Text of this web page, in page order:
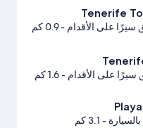
Tenerife
- 0.9 كم
- 1.6 كم
- 3.1 كم